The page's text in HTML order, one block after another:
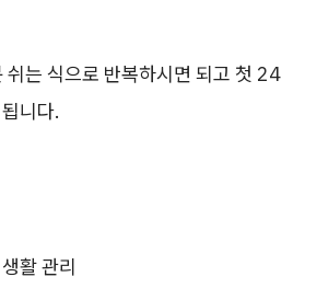
는 식으로 반복하시면 되고 첫 24
니다.
활 관리